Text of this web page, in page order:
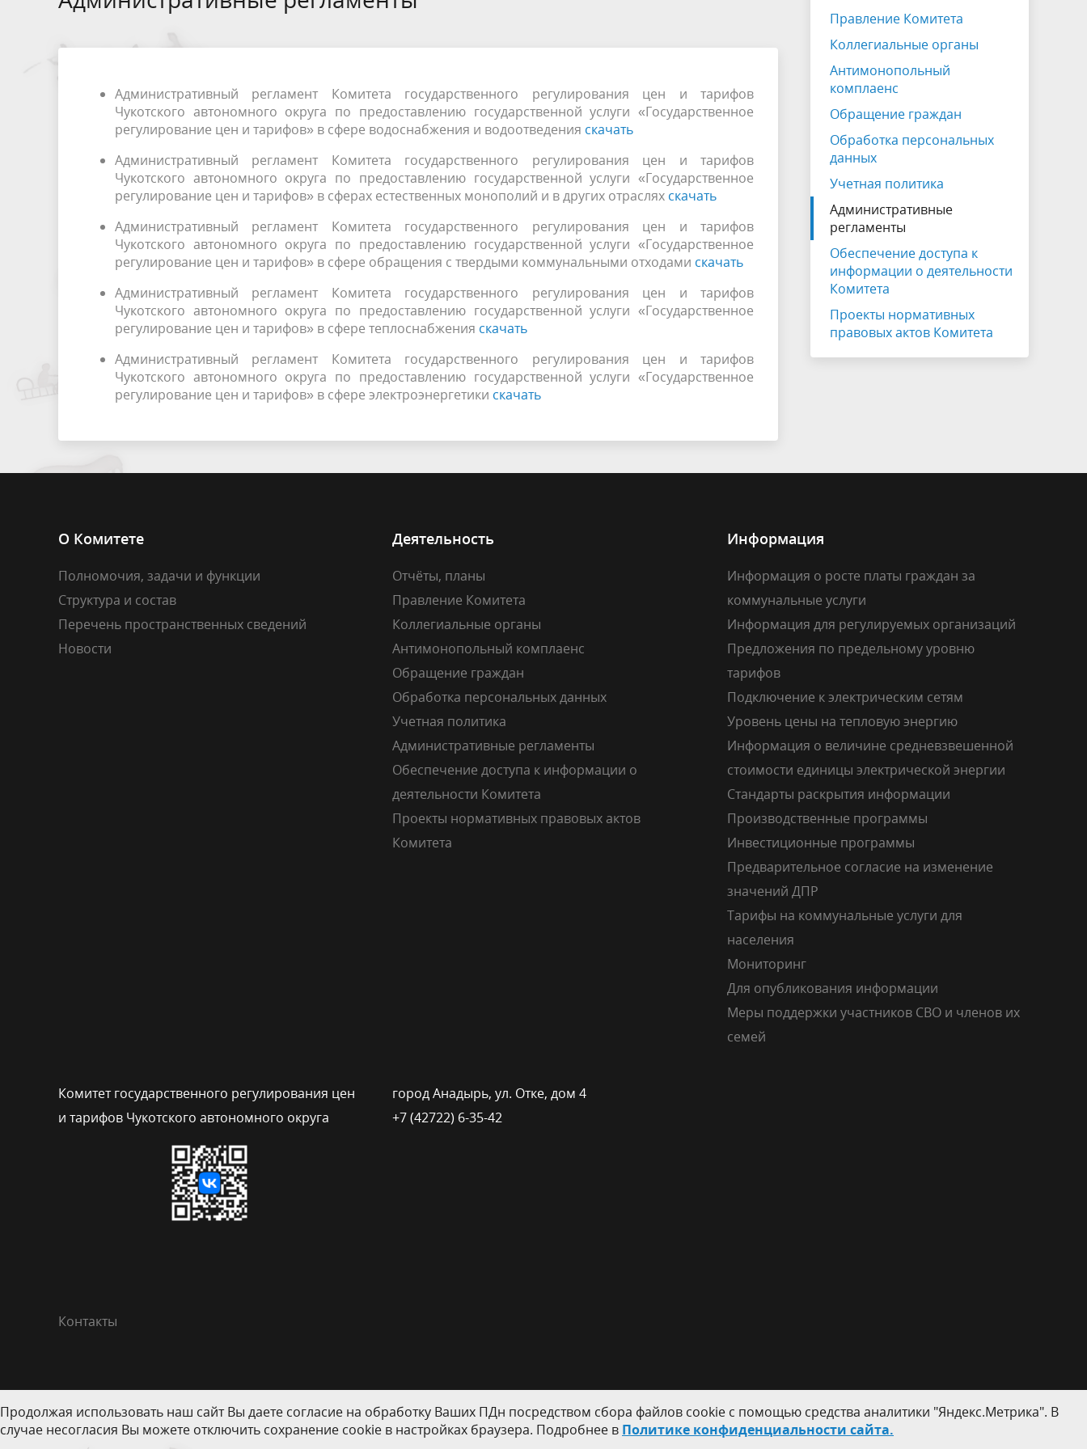
Обеспечение доступа к информации
Проекты нормативных правовых
Информация о величине
Стандарты раскрытия информации
Мониторинг
Для опубликования информации
Меры поддержки участников СВО и
членов их семей
Административный регламент Комитета государственного регулирования цен и тарифов
Чукотского автономного округа по предоставлению государственной услуги «Государственное
регулирование цен и тарифов» в сфере водоснабжения и водоотведения скачать
Административный регламент Комитета государственного регулирования цен и тарифов
Чукотского автономного округа по предоставлению государственной услуги «Государственное
регулирование цен и тарифов» в сферах естественных монополий и в других отраслях скачать
Административный регламент Комитета государственного регулирования цен и тарифов
Чукотского автономного округа по предоставлению государственной услуги «Государственное
регулирование цен и тарифов» в сфере обращения с твердыми коммунальными отходами скачать
Административный регламент Комитета государственного регулирования цен и тарифов
Чукотского автономного округа по предоставлению государственной услуги «Государственное
регулирование цен и тарифов» в сфере теплоснабжения скачать
Административный регламент Комитета государственного регулирования цен и тарифов
Чукотского автономного округа по предоставлению государственной услуги «Государственное
регулирование цен и тарифов» в сфере электроэнергетики скачать
Правление Комитета
Коллегиальные органы
Антимонопольный
комплаенс
Обращение граждан
Обработка персональных
данных
Учетная политика
Административные
регламенты
Обеспечение доступа к
информации о деятельности
Комитета
Проекты нормативных
правовых актов Комитета
О Комитете
Полномочия, задачи и функции
Структура и состав
Перечень пространственных сведений
Новости
Деятельность
Отчёты, планы
Правление Комитета
Коллегиальные органы
Антимонопольный комплаенс
Обращение граждан
Обработка персональных данных
Учетная политика
Административные регламенты
Обеспечение доступа к информации о
деятельности Комитета
Проекты нормативных правовых актов
Комитета
Информация
Информация о росте платы граждан за
коммунальные услуги
Информация для регулируемых организаций
Предложения по предельному уровню
тарифов
Подключение к электрическим сетям
Уровень цены на тепловую энергию
Информация о величине средневзвешенной
стоимости единицы электрической энергии
Стандарты раскрытия информации
Производственные программы
Инвестиционные программы
Предварительное согласие на изменение
значений ДПР
Тарифы на коммунальные услуги для
населения
Мониторинг
Для опубликования информации
Меры поддержки участников СВО и членов их
семей
Комитет государственного регулирования цен
и тарифов Чукотского автономного округа
Контакты
город Анадырь, ул. Отке, дом 4
+7 (42722) 6-35-42
Продолжая использовать наш сайт Вы даете согласие на обработку Ваших ПДн посредством сбора файлов cookie с помощью средства аналитики "Яндекс.Метрика". В
случае несогласия Вы можете отключить сохранение cookie в настройках браузера. Подробнее в Политике конфиденциальности сайта.